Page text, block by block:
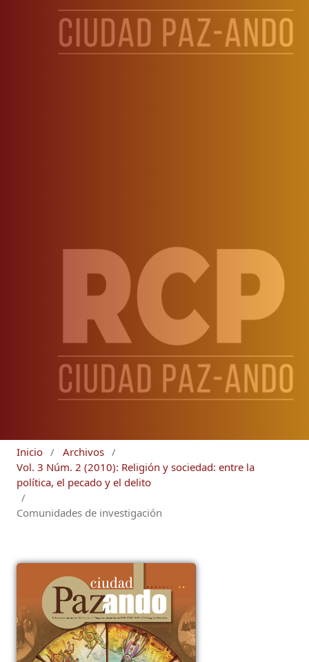
Inicio / Archivos /
Vol. 3 Núm. 2 (2010): Religión y sociedad: entre la
política, el pecado y el delito
/
Comunidades de investigación